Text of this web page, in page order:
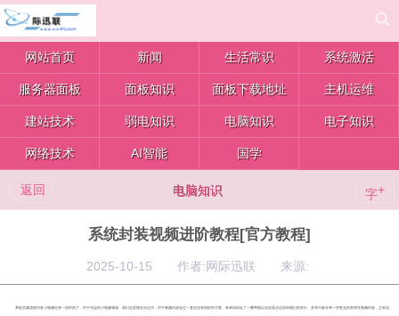
网站首页 新闻 生活常识 系统激活
服务器面板 面板知识 面板下载地址 主机运维
建站技术 弱电知识 电脑知识 电子知识
网络技术 AI智能 国学
返回 电脑知识 字+
系统封装视频进阶教程[官方教程]
2025-10-15 作者:网际迅联 来源:
系统总裁进驻抖音小视频也有一段时间了，对于兴起的小视频领域，我们也是摸石头过河，对于视频内容定位一直也没有很好的方案，来来回回走了一圈弯路以后还是决定回归我们的本行，多和大家分享一些务实的营养性视频内容，之前没